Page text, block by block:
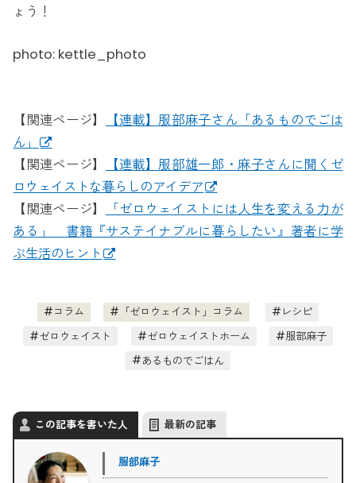
ょう！
photo: kettle_photo
【関連ページ】
【連載】服部麻子さん「あるものでごは
ん」
【関連ページ】
【連載】服部雄一郎・麻子さんに聞くゼ
ロウェイストな暮らしのアイデア
【関連ページ】
「ゼロウェイストには人生を変える力が
ある」 書籍『サステイナブルに暮らしたい』著者に学
ぶ生活のヒント
コラム 「ゼロウェイスト」コラム
レシピ
ゼロウェイスト
ゼロウェイストホーム
服部麻子
あるものでごはん
この記事を書いた人 最新の記事
服部麻子